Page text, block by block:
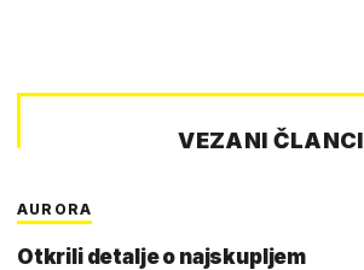
VEZANI ČLANCI
AURORA
Otkrili detalje o najskupljem